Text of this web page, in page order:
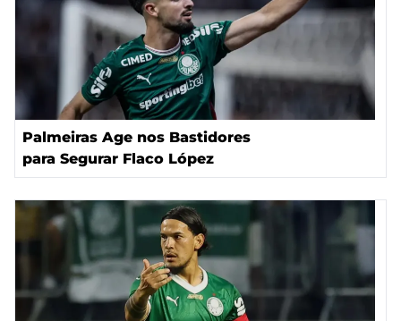
Palmeiras Age nos Bastidores
para Segurar Flaco López